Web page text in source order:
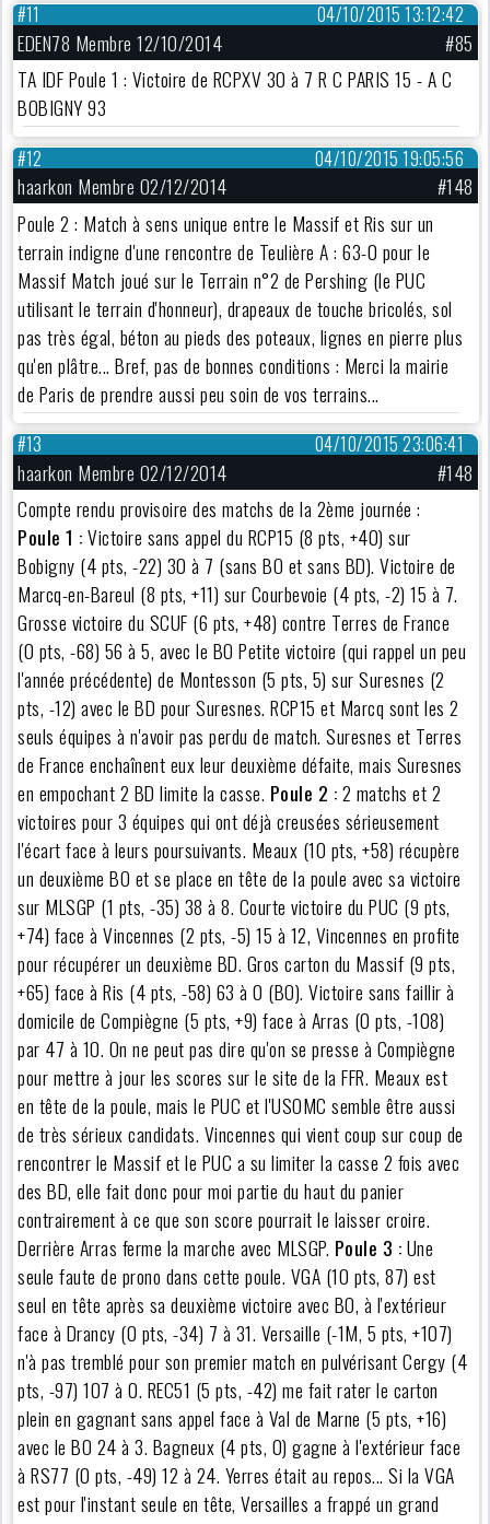
04/10/2015 13:12:42
#11
EDEN78 Membre 12/10/2014
#85
TA IDF Poule 1 : Victoire de RCPXV 30 à 7 R C PARIS 15 - A C
BOBIGNY 93
04/10/2015 19:05:56
#12
haarkon Membre 02/12/2014
#148
Poule 2 : Match à sens unique entre le Massif et Ris sur un
terrain indigne d'une rencontre de Teulière A : 63-0 pour le
Massif Match joué sur le Terrain n°2 de Pershing (le PUC
utilisant le terrain d'honneur), drapeaux de touche bricolés, sol
pas très égal, béton au pieds des poteaux, lignes en pierre plus
qu'en plâtre... Bref, pas de bonnes conditions : Merci la mairie
de Paris de prendre aussi peu soin de vos terrains...
04/10/2015 23:06:41
#13
haarkon Membre 02/12/2014
#148
Compte rendu provisoire des matchs de la 2ème journée :
Poule 1 :Victoire sans appel du RCP15 (8 pts, +40) sur
Bobigny (4 pts, -22) 30 à 7 (sans BO et sans BD). Victoire de
Marcq-en-Bareul (8 pts, +11) sur Courbevoie (4 pts, -2) 15 à 7.
Grosse victoire du SCUF (6 pts, +48) contre Terres de France
(0 pts, -68) 56 à 5, avec le BO Petite victoire (qui rappel un peu
l'année précédente) de Montesson (5 pts, 5) sur Suresnes (2
pts, -12) avec le BD pour Suresnes. RCP15 et Marcq sont les 2
seuls équipes à n'avoir pas perdu de match. Suresnes et Terres
de France enchaînent eux leur deuxième défaite, mais Suresnes
en empochant 2 BD limite la casse. Poule 2 :2 matchs et 2
victoires pour 3 équipes qui ont déjà creusées sérieusement
l'écart face à leurs poursuivants. Meaux (10 pts, +58) récupère
un deuxième BO et se place en tête de la poule avec sa victoire
sur MLSGP (1 pts, -35) 38 à 8. Courte victoire du PUC (9 pts,
+74) face à Vincennes (2 pts, -5) 15 à 12, Vincennes en profite
pour récupérer un deuxième BD. Gros carton du Massif (9 pts,
+65) face à Ris (4 pts, -58) 63 à 0 (BO). Victoire sans faillir à
domicile de Compiègne (5 pts, +9) face à Arras (0 pts, -108)
par 47 à 10. On ne peut pas dire qu'on se presse à Compiègne
pour mettre à jour les scores sur le site de la FFR. Meaux est
en tête de la poule, mais le PUC et l'USOMC semble être aussi
de très sérieux candidats. Vincennes qui vient coup sur coup de
rencontrer le Massif et le PUC a su limiter la casse 2 fois avec
des BD, elle fait donc pour moi partie du haut du panier
contrairement à ce que son score pourrait le laisser croire.
Derrière Arras ferme la marche avec MLSGP. Poule 3 :Une
seule faute de prono dans cette poule. VGA (10 pts, 87) est
seul en tête après sa deuxième victoire avec BO, à l'extérieur
face à Drancy (0 pts, -34) 7 à 31. Versaille (-1M, 5 pts, +107)
n'à pas tremblé pour son premier match en pulvérisant Cergy (4
pts, -97) 107 à 0. REC51 (5 pts, -42) me fait rater le carton
plein en gagnant sans appel face à Val de Marne (5 pts, +16)
avec le BO 24 à 3. Bagneux (4 pts, 0) gagne à l'extérieur face
à RS77 (0 pts, -49) 12 à 24. Yerres était au repos... Si la VGA
est pour l'instant seule en tête, Versailles a frappé un grand